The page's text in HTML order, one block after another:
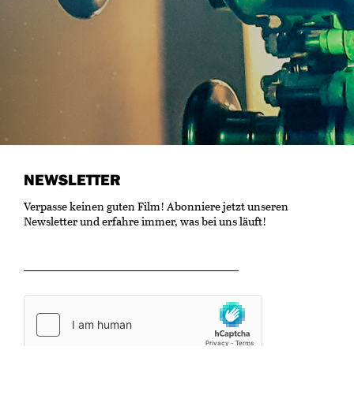
NEWSLETTER
Verpasse keinen guten Film! Abonniere jetzt unseren
Newsletter und erfahre immer, was bei uns läuft!